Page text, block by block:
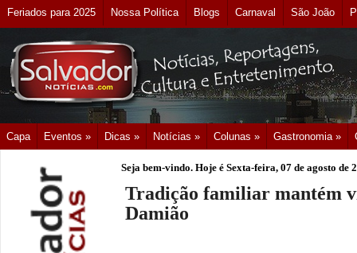
Feriados para 2025 Nossa Política Blogs Carnaval São João
Capa Eventos » Dicas » Notícias » Colunas » Gastronomia »
Seja bem-vindo. Hoje é Sexta-feira, 07 de agosto de
Tradição familiar mantém
Damião